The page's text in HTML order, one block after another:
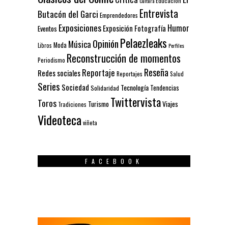
Butacón del Garci Emprendedores Entrevista
Eventos ExposicionesExposición Fotografía Humor
Libros Moda Música OpiniónPelaezleaks Perfiles
Periodismo Reconstrucción de momentos
Redes socialesReportaje Reportajes Reseña Salud
Series Sociedad Solidaridad Tecnología Tendencias
Toros Tradiciones Turismo TwittervistaViajes
Videoteca viñeta
FACEBOOK